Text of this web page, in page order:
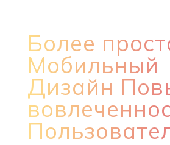
Более
Мобильный
Дизайн